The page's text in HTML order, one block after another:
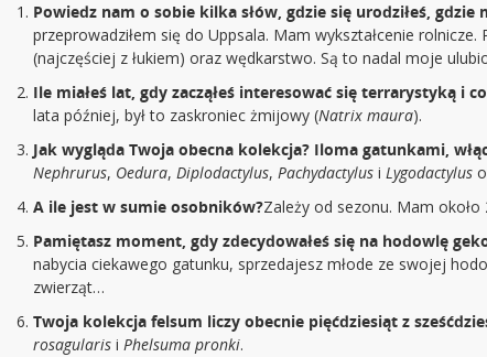
Powiedz nam o sobie kilka słów, gdzie się urodziłeś,
przeprowadziłem się do Uppsala. Mam wykształcenie
(najczęściej z łukiem) oraz wędkarstwo. Są to nadal moje
Ile miałeś lat, gdy zacząłeś interesować się terrarystyką i
lata później, był to zaskroniec żmijowy (Natrix maura).
Jak wygląda Twoja obecna kolekcja? Iloma gatunkami,
Nephrurus, Oedura, Diplodactylus, Pachydactylus i Lygodactylus
A ile jest w sumie osobników?Zależy od sezonu. Mam
Pamiętasz moment, gdy zdecydowałeś się na hodowlę
nabycia ciekawego gatunku, sprzedajesz młode ze swojej
zwierząt…
Twoja kolekcja felsum liczy obecnie pięćdziesiąt z
rosagularis i Phelsuma pronki.